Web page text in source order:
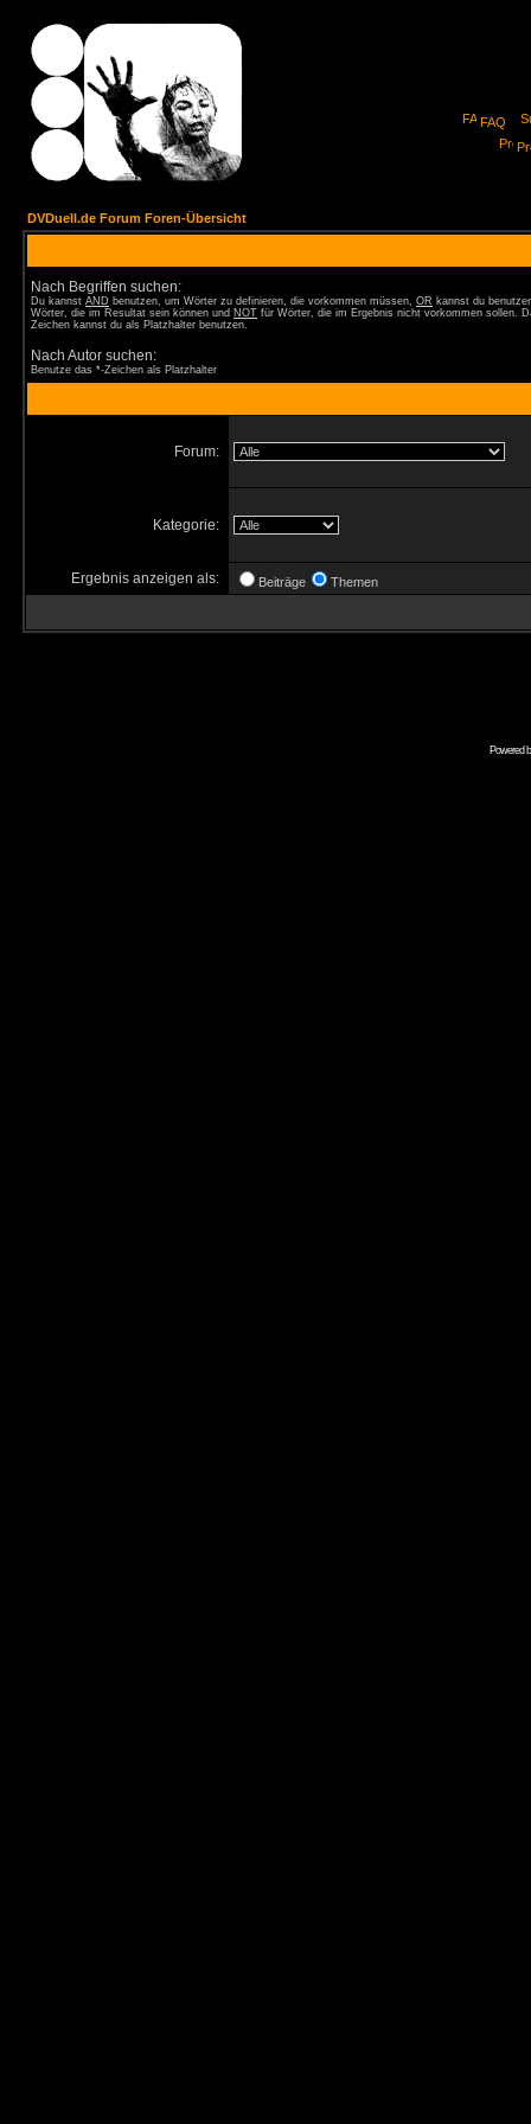
FAQ
DVDuell.de Forum Foren-Übersicht
Nach Begriffen suchen:
Du kannst AND benutzen, um Wörter zu definieren, die vorkommen müssen, OR kannst du
Wörter, die im Resultat sein können und NOT für Wörter, die im Ergebnis nicht vorkommen sollen.
Zeichen kannst du als Platzhalter benutzen.
Nach Autor suchen:
Benutze das *-Zeichen als Platzhalter
Forum:
Kategorie:
Ergebnis anzeigen als: Beiträge Themen
Powered